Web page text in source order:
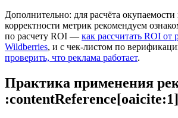
Дополнительно: для расчёта
корректности метрик рекомендуем
по расчету ROI — как рассчитать ROI от
Wildberries, и с чек-листом по
проверить, что реклама работает.
Практика применения